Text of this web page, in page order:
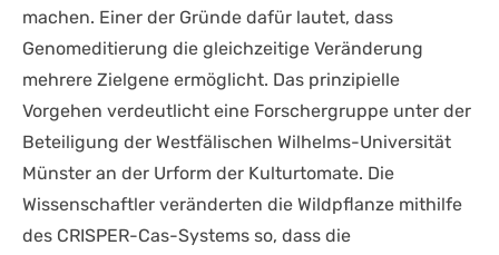
machen. Einer der Gründe dafür lautet, dass
Genomeditierung die gleichzeitige Veränderung
mehrere Zielgene ermöglicht. Das prinzipielle
Vorgehen verdeutlicht eine Forschergruppe unter der
Beteiligung der Westfälischen Wilhelms-Universität
Münster an der Urform der Kulturtomate. Die
Wissenschaftler veränderten die Wildpflanze mithilfe
des CRISPER-Cas-Systems so, dass die